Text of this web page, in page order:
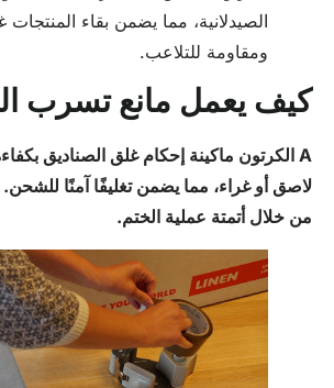
الصيدلانية، مما يضمن بقاء المنتجات
ومقاومة للتلاعب.
كيف يعمل مانع تسرب
A الكرتون ماكينة إحكام غلق الصناديق
لاصق أو غراء، مما يضمن تغليفًا آمنًا للشحن.
من خلال أتمتة عملية الختم.